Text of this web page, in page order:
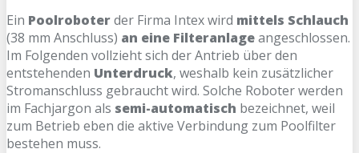
Ein Poolroboterder Firma Intex wird mittels Schlauch
(38 mm Anschluss) an eine Filteranlageangeschlossen.
Im Folgenden vollzieht sich der Antrieb über den
entstehenden Unterdruck, weshalb kein zusätzlicher
Stromanschluss gebraucht wird. Solche Roboter werden
im Fachjargon als semi-automatisch bezeichnet, weil
zum Betrieb eben die aktive Verbindung zum Poolfilter
bestehen muss.